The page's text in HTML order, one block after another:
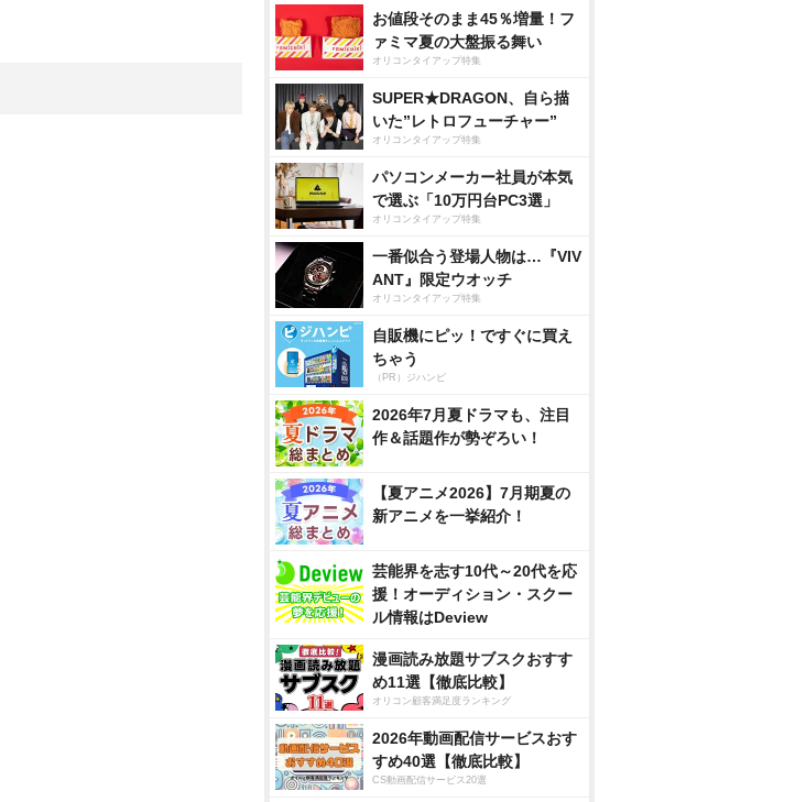
お値段そのまま45％増量！フ
ァミマ夏の大盤振る舞い
オリコンタイアップ特集
SUPER★DRAGON、自ら描
いた”レトロフューチャー”
オリコンタイアップ特集
パソコンメーカー社員が本気
で選ぶ「10万円台PC3選」
オリコンタイアップ特集
一番似合う登場人物は…『VIV
ANT』限定ウオッチ
オリコンタイアップ特集
自販機にピッ！ですぐに買え
ちゃう
（PR）ジハンピ
2026年7月夏ドラマも、注目
作＆話題作が勢ぞろい！
【夏アニメ2026】7月期夏の
新アニメを一挙紹介！
芸能界を志す10代～20代を応
援！オーディション・スクー
ル情報はDeview
漫画読み放題サブスクおすす
め11選【徹底比較】
オリコン顧客満足度ランキング
2026年動画配信サービスおす
すめ40選【徹底比較】
CS動画配信サービス20選